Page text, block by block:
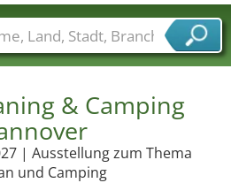
& Camping
| Ausstellung zum Thema
und Camping
Städte
Branchen